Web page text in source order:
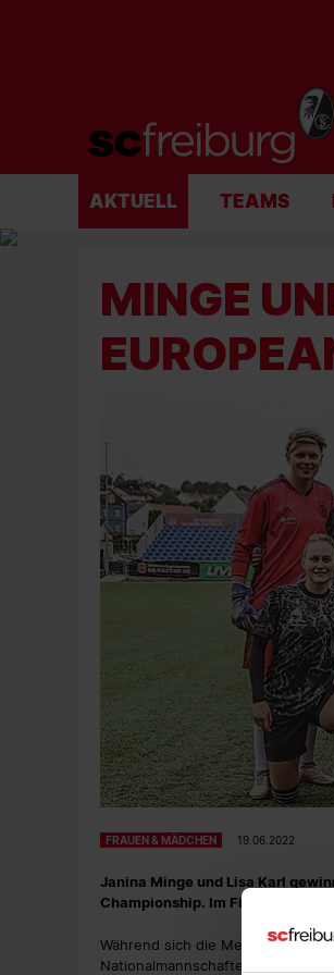
AKTUELL TEAMS
MINGE
FRAUEN & MÄDCHEN 19.06.2022
Janina Minge und Lisa Karl
Championship. Im Finalspiel
Während sich die Mehrheit der
Nationalmannschaften auf die